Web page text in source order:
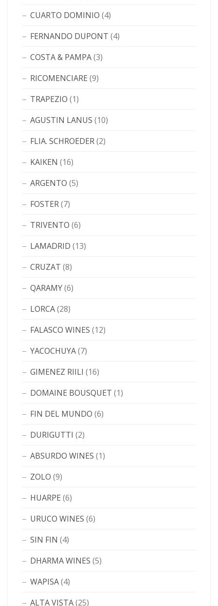
CUARTO DOMINIO (4)
FERNANDO DUPONT (4)
COSTA & PAMPA(3)
RICOMENCIARE (9)
TRAPEZIO (1)
AGUSTIN LANUS (10)
FLIA. SCHROEDER(2)
KAIKEN (16)
ARGENTO (5)
FOSTER(7)
TRIVENTO (6)
LAMADRID (13)
CRUZAT (8)
QARAMY(6)
LORCA(28)
FALASCO WINES (12)
YACOCHUYA(7)
GIMENEZ RIILI (16)
DOMAINE BOUSQUET (1)
FIN DEL MUNDO (6)
DURIGUTTI (2)
ABSURDO WINES (1)
ZOLO (9)
HUARPE (6)
URUCO WINES (6)
SIN FIN (4)
DHARMA WINES (5)
WAPISA(4)
ALTA VISTA(25)